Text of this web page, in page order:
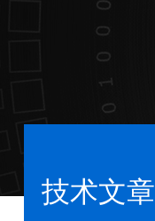
技术文章